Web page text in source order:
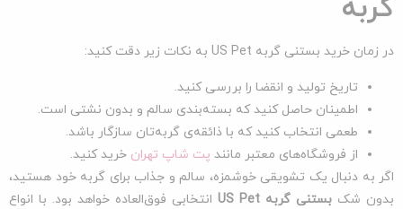
گربه
در زمان خرید بستنی گربه US Pet به نکات زیر دقت کنید:
تاریخ تولید و انقضا را بررسی کنید.
اطمینان حاصل کنید که بسته‌بندی سالم و بدون نشتی است.
طعمی انتخاب کنید که با ذائقه‌ی گربه‌تان سازگار باشد.
از فروشگاه‌های معتبر مانند پت شاپ تهران خرید کنید.
اگر به دنبال یک تشویقی خوشمزه، سالم و جذاب برای گربه خود هستید،
بدون شک بستنی گربه
انتخابی فوق‌العاده خواهد بود. با انواع